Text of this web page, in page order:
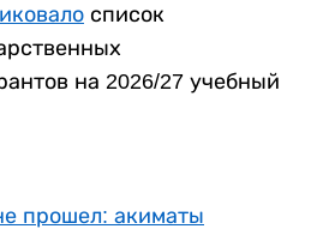
список
на 2026/27 учебный
прошел: акиматы